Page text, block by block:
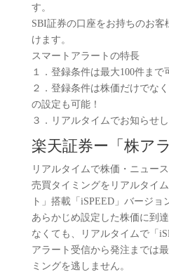
す。
SBI証券の口座をお持ちのお
けます。
スマートアラートの特長
１．登録条件は最大100件まで
２．登録条件は株価だけでな
の設定も可能！
３．リアルタイムでお知らせし
楽天証券ー「株ア
リアルタイムで株価・ニュース
売買タイミングをリアルタイ
ト」搭載「iSPEED」バージョ
あらかじめ設定した株価に到
なくても、リアルタイムで「
アラート受信から発注までは
ミングを逃しません。